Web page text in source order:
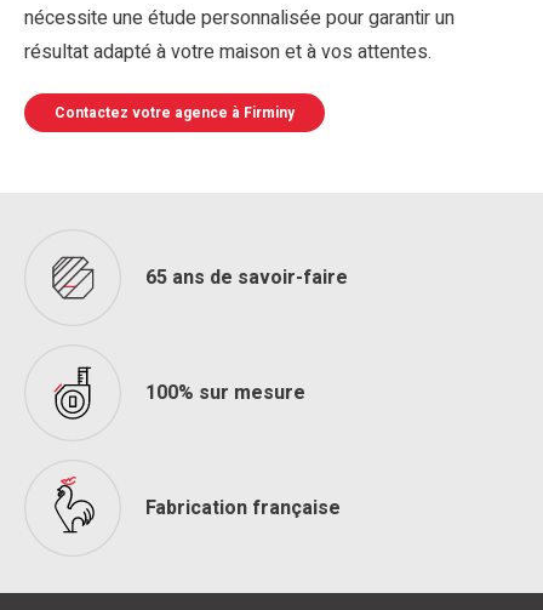
nécessite une étude personnalisée pour garantir un
résultat adapté à votre maison et à vos attentes.
Contactez votre agence à Firminy
65 ans de savoir-faire
100% sur mesure
Fabrication française